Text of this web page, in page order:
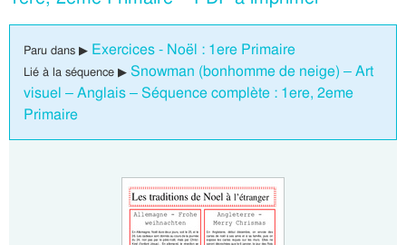
Paru dans ▶ Exercices - Noël : 1ere Primaire
Lié à la séquence ▶ Snowman (bonhomme de neige) – Art
visuel – Anglais – Séquence complète : 1ere, 2eme
Primaire